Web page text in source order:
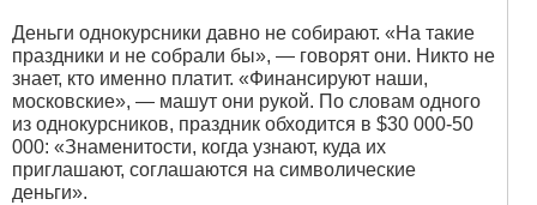
Деньги однокурсники давно не собирают. «На такие
праздники и не собрали бы», — говорят они. Никто не
знает, кто именно платит. «Финансируют наши,
московские», — машут они рукой. По словам одного
из однокурсников, праздник обходится в $30 000-50
000: «Знаменитости, когда узнают, куда их
приглашают, соглашаются на символические
деньги».